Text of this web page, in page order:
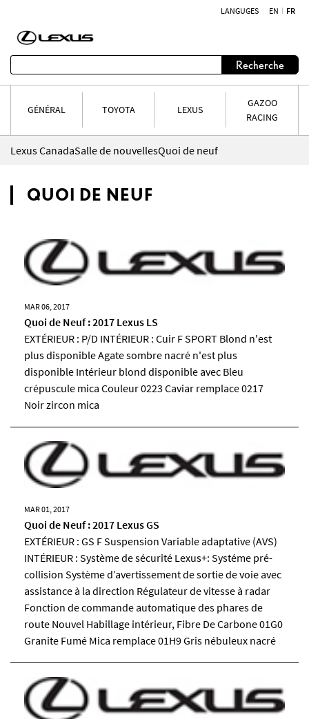
LANGUGES EN FR
Recherche
GÉNÉRAL TOYOTA LEXUS
GAZOO
RACING
Lexus CanadaSalle de nouvellesQuoi de neuf
QUOI DE NEUF
MAR 06, 2017
Quoi de Neuf : 2017 Lexus LS
EXTÉRIEUR : P/D INTÉRIEUR : Cuir F SPORT Blond n'est
plus disponible Agate sombre nacré n'est plus
disponible Intérieur blond disponible avec Bleu
crépuscule mica Couleur 0223 Caviar remplace 0217
Noir zircon mica
MAR 01, 2017
Quoi de Neuf : 2017 Lexus GS
EXTÉRIEUR : GS F Suspension Variable adaptative (AVS)
INTÉRIEUR : Système de sécurité Lexus+: Systéme pré-
collision Système d’avertissement de sortie de voie avec
assistance à la direction Régulateur de vitesse à radar
Fonction de commande automatique des phares de
route Nouvel Habillage intérieur, Fibre De Carbone 01G0
Granite Fumé Mica remplace 01H9 Gris nébuleux nacré